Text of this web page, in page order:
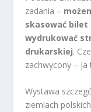
zadania –
skasować bilet
wydrukować
drukarskiej.
zachwycony – ja
Wystawa
ziemiach